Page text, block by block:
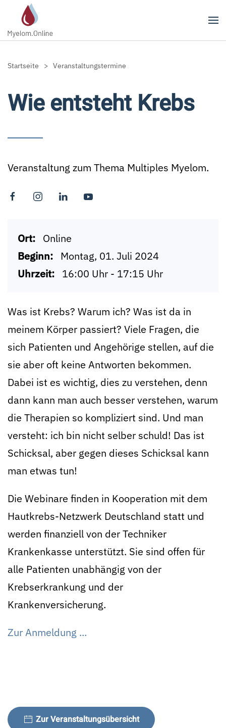
Zum Hauptinhalt springen
Startseite Veranstaltungstermine
Wie entsteht Krebs
Veranstaltung zum Thema Multiples Myelom.
Ort: Online
Beginn: Montag, 01. Juli 2024
Uhrzeit: 16:00 Uhr - 17:15 Uhr
Was ist Krebs? Warum ich? Was ist da in
meinem Körper passiert? Viele Fragen, die
sich Patienten und Angehörige stellen, auf die
sie aber oft keine Antworten bekommen.
Dabei ist es wichtig, dies zu verstehen, denn
dann kann man auch besser verstehen, warum
die Therapien so kompliziert sind. Und man
versteht: ich bin nicht selber schuld! Das ist
Schicksal, aber gegen dieses Schicksal kann
man etwas tun!
Die Webinare finden in Kooperation mit dem
Hautkrebs-Netzwerk Deutschland statt und
werden finanziell von der Techniker
Krankenkasse unterstützt. Sie sind offen für
alle Patienten unabhängig von der
Krebserkrankung und der
Krankenversicherung.
Zur Anmeldung ...
Zur Veranstaltungsübersicht